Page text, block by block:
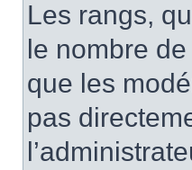
Les rangs,
le nombre
que les
pas